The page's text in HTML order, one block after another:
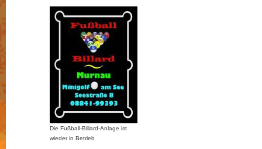
Die Fußball-Billard-Anlage ist
wieder in Betrieb